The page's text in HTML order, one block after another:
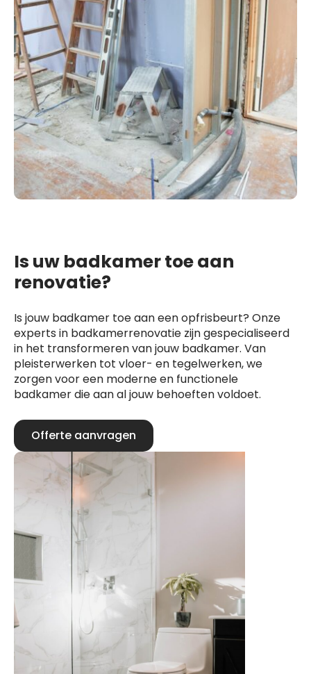
Is uw badkamer toe aan
renovatie?
Is jouw badkamer toe aan een opfrisbeurt? Onze
experts in badkamerrenovatie zijn gespecialiseerd
in het transformeren van jouw badkamer. Van
pleisterwerken tot vloer- en tegelwerken, we
zorgen voor een moderne en functionele
badkamer die aan al jouw behoeften voldoet.
Offerte aanvragen